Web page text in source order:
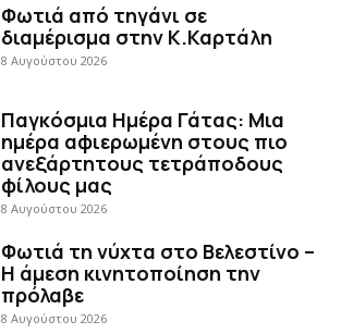
Φωτιά από τηγάνι σε
διαμέρισμα στην Κ.Καρτάλη
8 Αυγούστου 2026
Παγκόσμια Ημέρα Γάτας: Μια
ημέρα αφιερωμένη στους πιο
ανεξάρτητους τετράποδους
φίλους μας
8 Αυγούστου 2026
Φωτιά τη νύχτα στο Βελεστίνο –
Η άμεση κινητοποίηση την
πρόλαβε
8 Αυγούστου 2026